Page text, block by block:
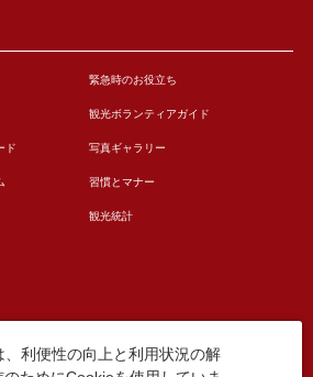
緊急時のお役立ち
観光ボランティアガイド
ド 写真ギャラリー
習慣とマナー
観光統計
広告掲載について
、利便性の向上と利用状況の解